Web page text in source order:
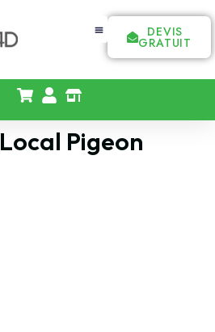
DEVIS
GRATUIT
Local Pigeon